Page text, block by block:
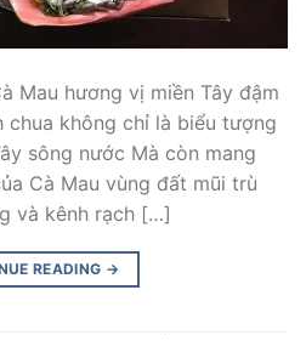
Mau hương vị miền Tây đậm
chua không chỉ là biểu tượng
sông nước Mà còn mang
Cà Mau vùng đất mũi trù
và kênh rạch […]
READING →